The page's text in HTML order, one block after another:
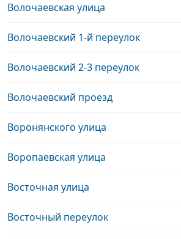
Волочаевская улица
Волочаевский 1-й переулок
Волочаевский 2-3 переулок
Волочаевский проезд
Воронянского улица
Воропаевская улица
Восточная улица
Восточный переулок